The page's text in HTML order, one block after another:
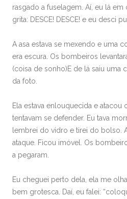
rasgado a fuselagem. Aí, eu lá
grita: DESCE! DESCE! e eu desci
A asa estava se mexendo e uma
era escura. Os bombeiros
(coisa de sonho)E de lá saiu uma
da foto.
Ela estava enlouquecida e
tentavam se defender. Eu tava
lembrei do vidro e tirei do bolso.
ataque. Ficou imóvel. Os
a pegaram.
Eu cheguei perto dela, ela me
bem grotesca. Daí, eu falei: